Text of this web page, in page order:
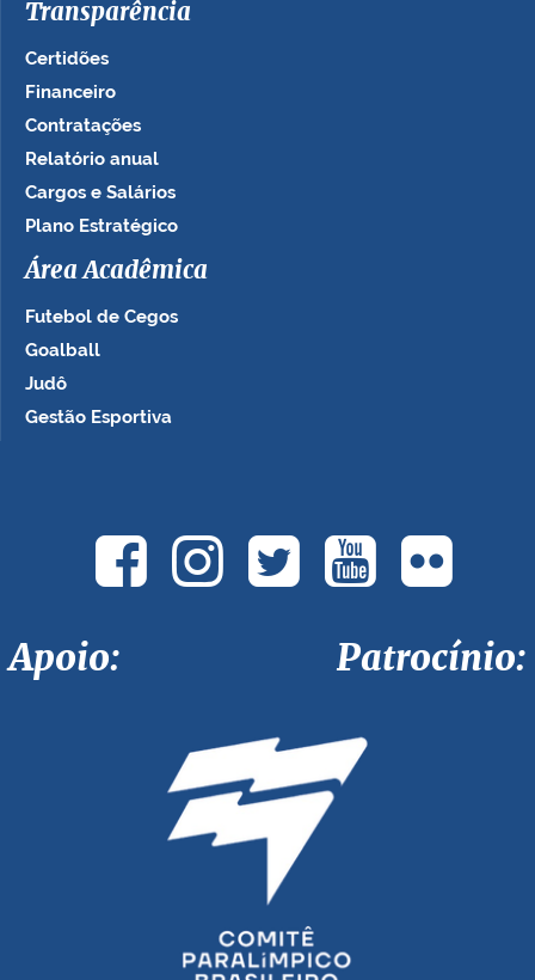
Transparência
Certidões
Financeiro
Contratações
Relatório anual
Cargos e Salários
Plano Estratégico
Área Acadêmica
Futebol de Cegos
Goalball
Judô
Gestão Esportiva
Apoio: Patrocínio: